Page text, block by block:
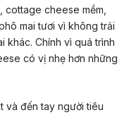
cheese mềm,
mai tươi vì không trải
khác. Chính vì quá trình
có vị nhẹ hơn những
và đến tay người tiêu